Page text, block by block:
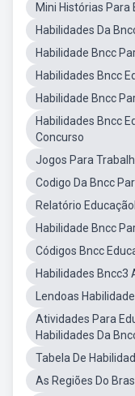
Mini Histórias
Habilidades Da
Habilidade Bncc
Habilidades Bncc
Habilidade Bncc
Habilidades Bncc
Concurso
Jogos Para
Codigo Da Bncc
Relatório
Habilidade Bncc
Códigos Bncc
Habilidades Bncc3
Lendoas
Atividades Para
Habilidades Da
Tabela De
As Regiões Do